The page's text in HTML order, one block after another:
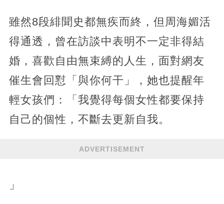
雖然8段緋聞史都無疾而終，但周海媚活
得通透，曾在訪談中表明不一定非得結
婚，喜歡自由無束縛的人生，面對網友
催生會回懟「與你何干」，她也提醒年
輕女孩們：「我覺得每個女性都要保持
自己的個性，不斷去更新自我。
ADVERTISEMENT
」